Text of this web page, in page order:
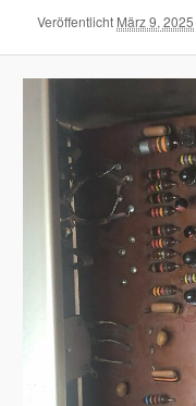
Veröffentlicht März 9, 2025